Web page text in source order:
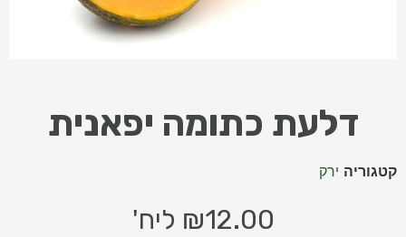
דלעת כתומה יפאנית
קטגוריה ירק
₪12.00 ליח'